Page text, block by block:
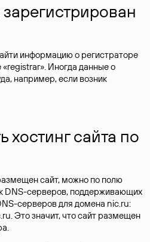
зарегистрирован
информацию о регистраторе
Иногда данные о
например, если возник
хостинг сайта по
сайт, можно по полю
DNS-серверов, поддерживающих
серверов для домена nic.ru:
Это значит, что сайт размещен